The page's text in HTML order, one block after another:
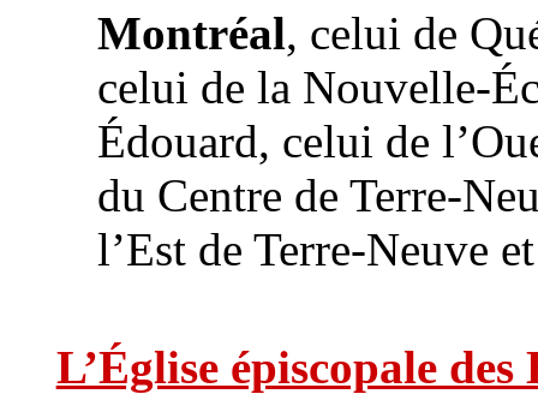
Montréal, celui de
celui de la Nouvelle-
Édouard, celui de
du Centre de Terre-
l’Est de Terre-Neuve
L’Église épiscopale